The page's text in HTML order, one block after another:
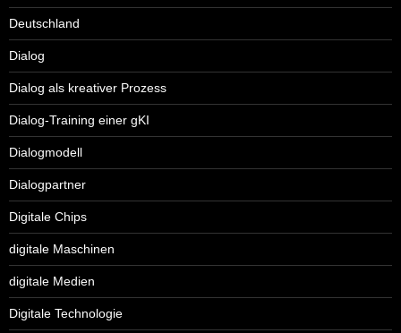
Deutschland
Dialog
Dialog als kreativer Prozess
Dialog-Training einer gKI
Dialogmodell
Dialogpartner
Digitale Chips
digitale Maschinen
digitale Medien
Digitale Technologie